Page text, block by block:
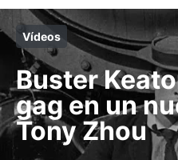
Vídeos
Buster
gag en un
Tony Zhou